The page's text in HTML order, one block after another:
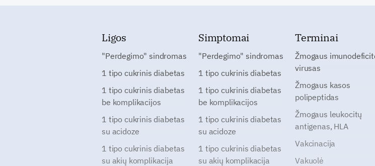
Ligos
"Perdegimo" sindromas
1 tipo cukrinis diabetas
1 tipo cukrinis diabetas
be komplikacijos
1 tipo cukrinis diabetas
su acidoze
1 tipo cukrinis diabetas
su akių komplikacija
Simptomai
"Perdegimo" sindromas
1 tipo cukrinis diabetas
1 tipo cukrinis diabetas
be komplikacijos
1 tipo cukrinis diabetas
su acidoze
1 tipo cukrinis diabetas
su akių komplikacija
Terminai
Žmogaus
virusas
Žmogaus kasos
polipeptidas
Žmogaus leukocitų
antigenas, HLA
Vakcinacija
Vakuolė